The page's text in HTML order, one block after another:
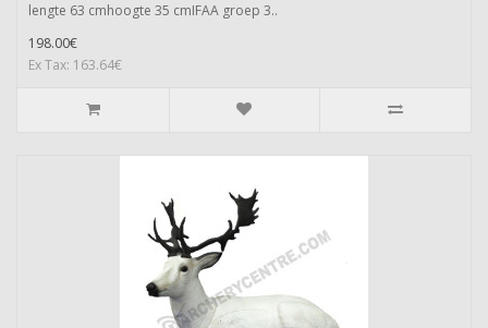
lengte 63 cmhoogte 35 cmIFAA groep 3..
198.00€
Ex Tax: 163.64€